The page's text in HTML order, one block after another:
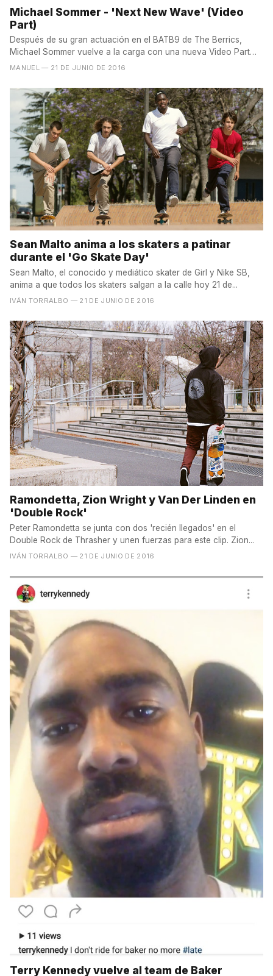
Michael Sommer - 'Next New Wave' (Video
Part)
Después de su gran actuación en el BATB9 de The Berrics,
Michael Sommer vuelve a la carga con una nueva Video Part
de...
MANUEL — 21 DE JUNIO DE 2016
Sean Malto anima a los skaters a patinar
durante el 'Go Skate Day'
Sean Malto, el conocido y mediático skater de Girl y Nike SB,
anima a que todos los skaters salgan a la calle hoy 21 de...
IVÁN TORRALBO — 21 DE JUNIO DE 2016
Ramondetta, Zion Wright y Van Der Linden en
'Double Rock'
Peter Ramondetta se junta con dos 'recién llegados' en el
Double Rock de Thrasher y unen fuerzas para este clip. Zion...
IVÁN TORRALBO — 21 DE JUNIO DE 2016
Terry Kennedy vuelve al team de Baker